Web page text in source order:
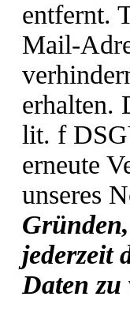
entfernt.
Mail-
erhalten.
lit. f
erneute
unseres
jederzeit
Daten zu